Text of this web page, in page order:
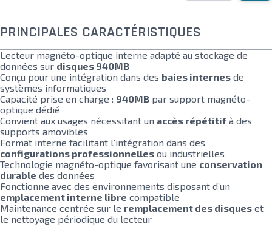
PRINCIPALES CARACTÉRISTIQUES
Lecteur magnéto-optique interne adapté au stockage de
données sur disques 940MB
Conçu pour une intégration dans des baies internes de
systèmes informatiques
Capacité prise en charge : 940MB par support magnéto-
optique dédié
Convient aux usages nécessitant un accès répétitif à des
supports amovibles
Format interne facilitant l’intégration dans des
configurations professionnelles ou industrielles
Technologie magnéto-optique favorisant une conservation
durable des données
Fonctionne avec des environnements disposant d’un
emplacement interne libre compatible
Maintenance centrée sur le remplacement des disques et
le nettoyage périodique du lecteur